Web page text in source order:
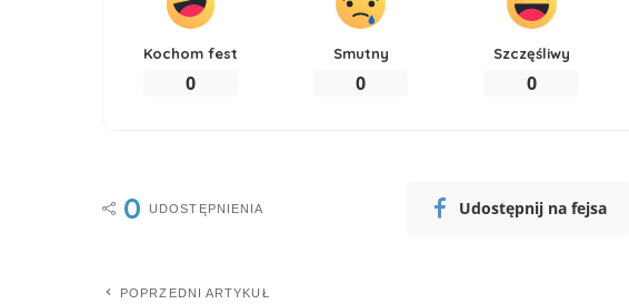
Kochom fest
0
Smutny
0
Szczęśliwy
0
0 UDOSTĘPNIENIA Udostępnij na fejsa
POPRZEDNI ARTYKUŁ